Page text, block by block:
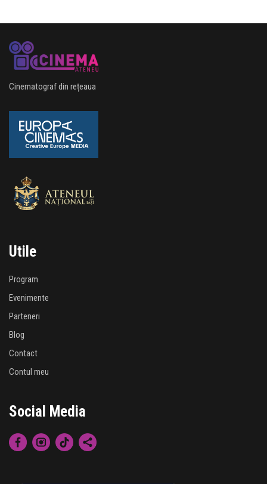
Cinematograf din rețeaua
Utile
Program
Evenimente
Parteneri
Blog
Contact
Contul meu
Social Media